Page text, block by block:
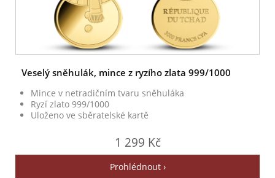
Veselý sněhulák, mince z ryzího zlata 999/1000
Mince v netradičním tvaru sněhuláka
Ryzí zlato 999/1000
Uloženo ve sběratelské kartě
1 299 Kč
Prohlédnout ›